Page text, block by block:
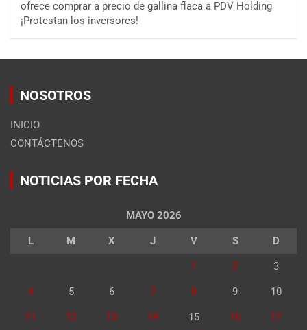
ofrece comprar a precio de gallina flaca a PDV Holding
¡Protestan los inversores!
NOSOTROS
INICIO
CONTÁCTENOS
NOTICIAS POR FECHA
MAYO 2026
L M X J V S D
1 2 3
4 5 6 7 8 9 10
11 12 13 14 15 16 17